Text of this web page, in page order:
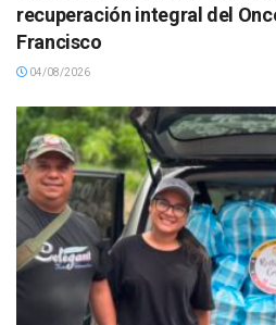
recuperación integral del
Francisco
04/08/2026